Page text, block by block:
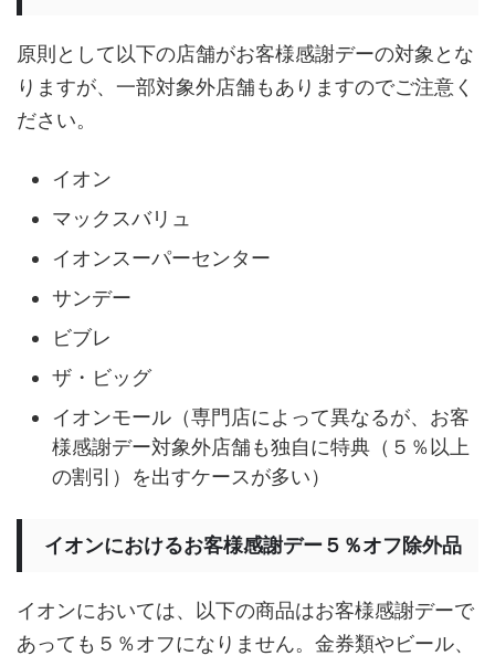
原則として以下の店舗がお客様感謝デーの対象とな
りますが、一部対象外店舗もありますのでご注意く
ださい。
イオン
マックスバリュ
イオンスーパーセンター
サンデー
ビブレ
ザ・ビッグ
イオンモール（専門店によって異なるが、お客
様感謝デー対象外店舗も独自に特典（５％以上
の割引）を出すケースが多い）
イオンにおけるお客様感謝デー５％オフ除外品
イオンにおいては、以下の商品はお客様感謝デーで
あっても５％オフになりません。金券類やビール、